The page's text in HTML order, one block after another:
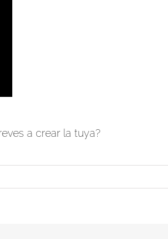
a crear la tuya?